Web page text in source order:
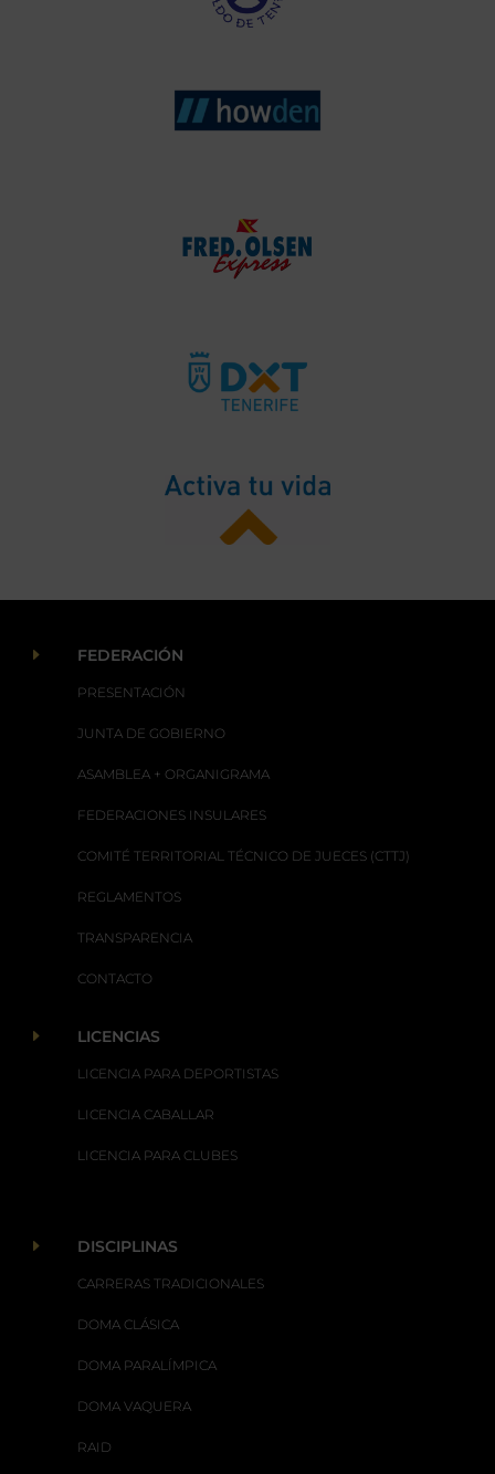
E FEDERACIÓN
PRESENTACIÓN
JUNTA DE GOBIERNO
ASAMBLEA + ORGANIGRAMA
FEDERACIONES INSULARES
COMITÉ TERRITORIAL TÉCNICO DE JUECES (CTTJ)
REGLAMENTOS
TRANSPARENCIA
CONTACTO
E LICENCIAS
LICENCIA PARA DEPORTISTAS
LICENCIA CABALLAR
LICENCIA PARA CLUBES
E DISCIPLINAS
CARRERAS TRADICIONALES
DOMA CLÁSICA
DOMA PARALÍMPICA
DOMA VAQUERA
RAID